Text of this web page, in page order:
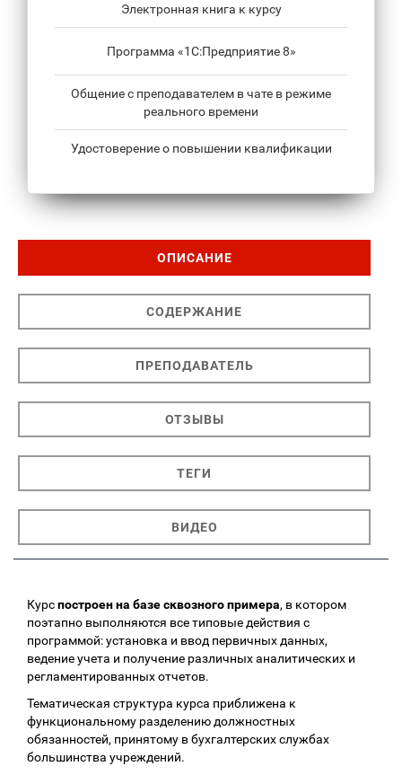
Электронная книга к курсу
Программа «1С:Предприятие 8»
Общение с преподавателем в чате в режиме
реального времени
Удостоверение о повышении квалификации
ОПИСАНИЕ
СОДЕРЖАНИЕ
ПРЕПОДАВАТЕЛЬ
ОТЗЫВЫ
ТЕГИ
ВИДЕО
Курспостроен на базе сквозного примера, в котором
поэтапно выполняются все типовые действия с
программой: установка и ввод первичных данных,
ведение учета и получение различных аналитических и
регламентированных отчетов.
Тематическая структура курса приближена к
функциональному разделению должностных
обязанностей, принятому в бухгалтерских службах
большинства учреждений.